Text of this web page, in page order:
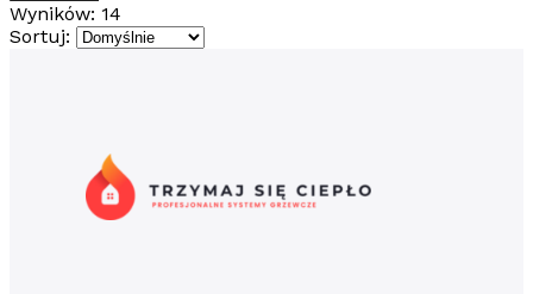
Wyników: 14
Sortuj: